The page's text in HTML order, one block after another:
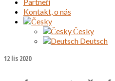
Kontakt, o nás
Česky
Deutsch
12 lis 2020